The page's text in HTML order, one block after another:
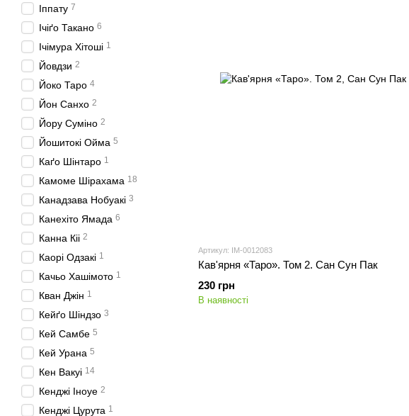
Артикул: IM-0012083
Кав'ярня «Таро». Том 2. Сан Сун Пак
230 грн
В наявності
Іппату 7
Ічіґо Такано 6
Ічімура Хітоші 1
Йовдзи 2
Йоко Таро 4
Йон Санхо 2
Йору Суміно 2
Йошитокі Ойма 5
Каґо Шінтаро 1
Камоме Шірахама 18
Канадзава Нобуакі 3
Канехіто Ямада 6
Канна Кіі 2
Каорі Одзакі 1
Качьо Хашімото 1
Кван Джін 1
Кейґо Шіндзо 3
Кей Самбе 5
Кей Урана 5
Кен Вакуі 14
Кенджі Іноуе 2
Кенджі Цурута 1